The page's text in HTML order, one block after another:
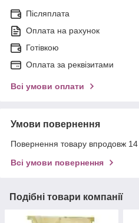
Післяплата
Оплата на рахунок
Готівкою
Оплата за реквізитами
Всі умови оплати
Умови повернення
Повернення товару впродовж 14
Всі умови повернення
Подібні товари компанії